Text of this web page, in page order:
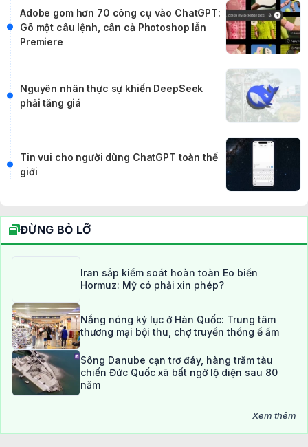
Adobe gom hơn 70 công cụ vào ChatGPT:
Gõ một câu lệnh, cân cả Photoshop lẫn
Premiere
Nguyên nhân thực sự khiến DeepSeek
phải tăng giá
Tin vui cho người dùng ChatGPT toàn thế
giới
ĐỪNG BỎ LỠ
Iran sắp kiểm soát hoàn toàn Eo biển
Hormuz: Mỹ có phải xin phép?
Nắng nóng kỷ lục ở Hàn Quốc: Trung tâm
thương mại bội thu, chợ truyền thống ế ẩm
Sông Danube cạn trơ đáy, hàng trăm tàu
chiến Đức Quốc xã bất ngờ lộ diện sau 80
năm
Xem thêm